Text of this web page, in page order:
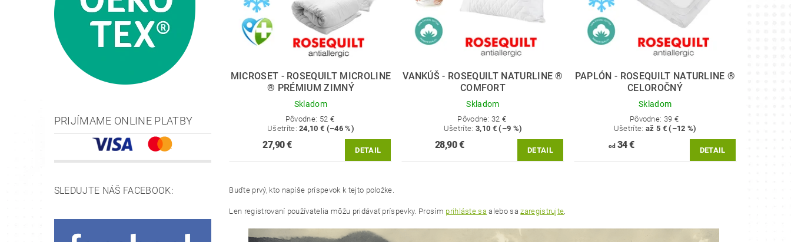
PRIJÍMAME ONLINE PLATBY
SLEDUJTE NÁŠ FACEBOOK:
MICROSET - ROSEQUILT MICROLINE
® PRÉMIUM ZIMNÝ
Skladom
Pôvodne: 52 €
Ušetríte:24,10 € (–46 %)
27,90 € DETAIL
VANKÚŠ - ROSEQUILT NATURLINE ®
COMFORT
Skladom
Pôvodne:32 €
Ušetríte:3,10 € (–9 %)
28,90 € DETAIL
PAPLÓN - ROSEQUILT NATURLINE ®
CELOROČNÝ
Skladom
Pôvodne: 39 €
Ušetríte: až 5 € (–12 %)
od34 € DETAIL
Buďte prvý, kto napíše príspevok k tejto položke.
Len registrovaní používatelia môžu pridávať príspevky. Prosím prihláste sa alebo sazaregistrujte